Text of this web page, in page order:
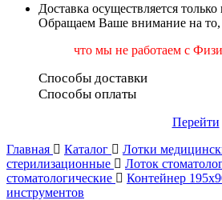
Доставка осуществляется
Обращаем Ваше внимание на то,
что мы не работаем с
Способы доставки
Способы оплаты
Перейти
Главная
Каталог
Лотки
стерилизационные
Лоток
стоматологические
Контейнер
инструментов